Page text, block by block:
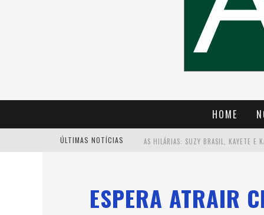
HOME
ÚLTIMAS NOTÍCIAS
ESPERA ATRAIR